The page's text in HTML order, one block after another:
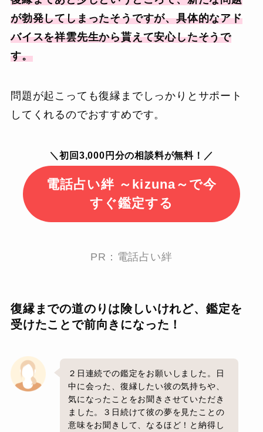
が勃発してしまったそうですが、具体的なアド
バイスを祥雲先生から貰えて安心したそうで
す。
問題が起こっても復縁までしっかりとサポート
してくれるのでおすすめです。
＼初回3,000円分の相談料が無料！／
電話占い絆 ～kizuna～で今
すぐ鑑定する
PR：電話占い絆
復縁までの道のりは険しいけれど、鑑定を
受けたことで前向きになった！
２日連続での鑑定をお願いしました。日
中に会った、復縁したい彼の気持ちや、
気になったことをお聞きさせていただき
ました。３日続けて彼の夢を見たことの
意味をお聞きして、なるほど！と納得し